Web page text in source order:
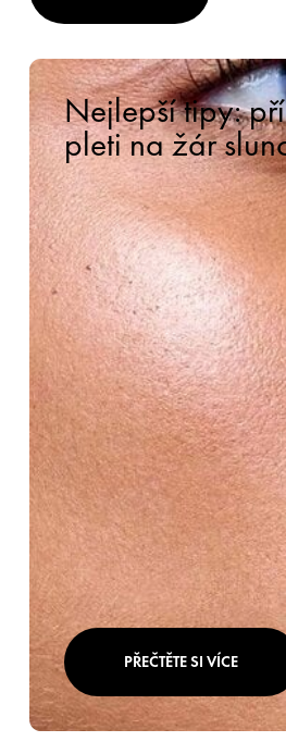
Nejlepší tipy:
pleti na žár
PŘEČTĚTE SI VÍCE